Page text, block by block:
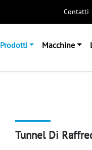
Contatti
Prodotti Macchine
Tunnel Di